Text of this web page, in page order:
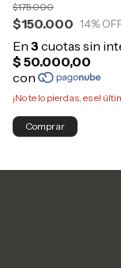
$150.000
$175.000
14%
¡No te lo pierdas, es el
Comprar